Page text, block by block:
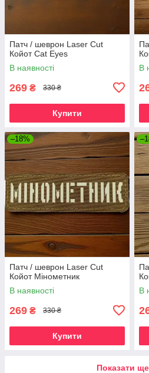
Патч / шеврон Laser Cut
Койот Cat Eyes
В наявності
269 ₴ 330 ₴
Купити
В
–18%
Патч / шеврон Laser Cut
Койот Мінометник
В наявності
269 ₴ 330 ₴
Купити
В
Показати ще